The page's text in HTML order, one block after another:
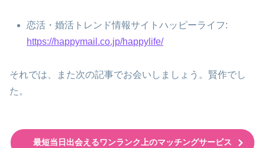
恋活・婚活トレンド情報サイトハッピーライフ:
https://happymail.co.jp/happylife/
それでは、また次の記事でお会いしましょう。賢作でし
た。
最短当日出会えるワンランク上のマッチングサービス